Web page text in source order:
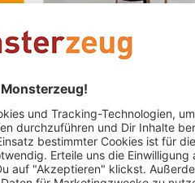
PERSONALISIERBAR
Edelholz Flaschenpuzzle
€ 27,95